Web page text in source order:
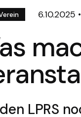
6.10.2025 •
LPRS